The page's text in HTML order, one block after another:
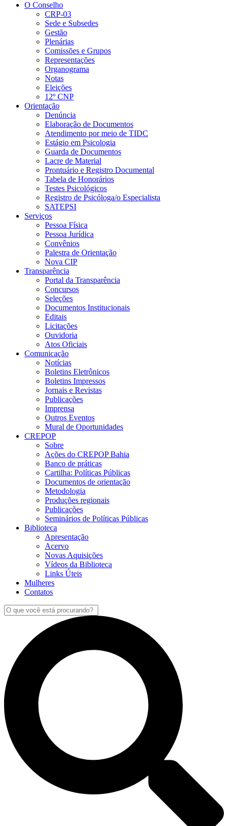
O Conselho
CRP-03
Sede e Subsedes
Gestão
Plenárias
Comissões e Grupos
Representações
Organograma
Notas
Eleições
12º CNP
Orientação
Denúncia
Elaboração de Documentos
Atendimento por meio de TIDC
Estágio em Psicologia
Guarda de Documentos
Lacre de Material
Prontuário e Registro Documental
Tabela de Honorários
Testes Psicológicos
Registro de Psicóloga/o Especialista
SATEPSI
Serviços
Pessoa Física
Pessoa Jurídica
Convênios
Palestra de Orientação
Nova CIP
Transparência
Portal da Transparência
Concursos
Seleções
Documentos Institucionais
Editais
Licitações
Ouvidoria
Atos Oficiais
Comunicação
Notícias
Boletins Eletrônicos
Boletins Impressos
Jornais e Revistas
Publicações
Imprensa
Outros Eventos
Mural de Oportunidades
CREPOP
Sobre
Ações do CREPOP Bahia
Banco de práticas
Cartilha: Políticas Públicas
Documentos de orientação
Metodologia
Produções regionais
Publicações
Seminários de Políticas Públicas
Biblioteca
Apresentação
Acervo
Novas Aquisições
Vídeos da Biblioteca
Links Úteis
Mulheres
Contatos